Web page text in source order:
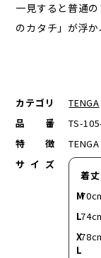
一見すると普通
のカタチ」が浮か
カテゴリ TENGA
品番
TS-
特徴
サイズ
着丈
M
L
X
L